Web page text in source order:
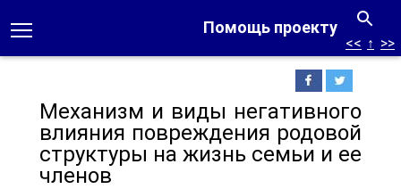
Помощь проекту
<< ↑ >>
Механизм и виды негативного
влияния повреждения родовой
структуры на жизнь семьи и ее
членов